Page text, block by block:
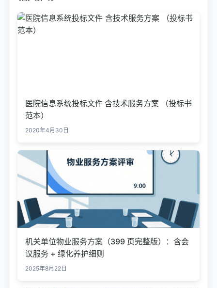
医院信息系统投标文件 含技术服务方案 （投标书
范本）
2020年4月30日
机关单位物业服务方案（399 页完整版）：含会
议服务 + 绿化养护细则
2025年8月22日